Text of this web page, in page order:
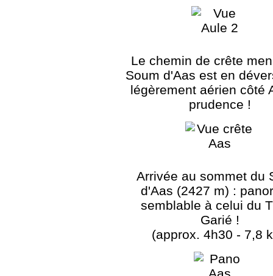
Le chemin de crête
Soum d'Aas est en
légèrement aérien côté
prudence !
Arrivée au sommet du
d'Aas (2427 m) :
semblable à celui du
Garié !
(approx. 4h30 - 7,8